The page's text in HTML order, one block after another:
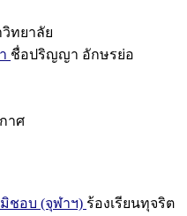
ทยาลัย
ชื่อปริญญา อักษรย่อ
าศ
ชอบ (จุฬาฯ) ร้องเรียนทุจริต